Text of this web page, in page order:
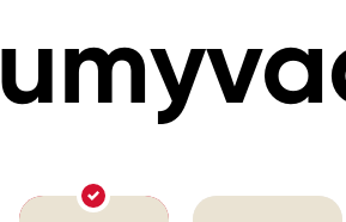
Dřevo
Beton, asfalt, minerální
Plast, sklo, keramika